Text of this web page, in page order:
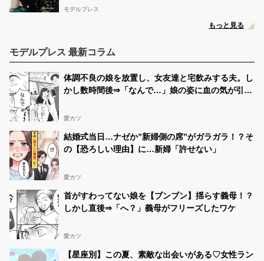
モデルプレス
もっと見る
モデルプレス 最新コラム
体調不良の娘を放置し、女友達と宅飲みする夫。し
かし数時間後⇒「なんで…」娘の姿に血の気が引い
愛カツ
結婚式当日…ナゼか”新婦側の席”がガラガラ！？そ
の【恐ろしい理由】に…新婦「許せない」
愛カツ
首がすわってない娘を【ブンブン】揺らす義母！？
しかし直後⇒「へ？」義母がフリーズしたワケ
愛カツ
【星座別】この夏、素敵な出会いがある♡女性ラン